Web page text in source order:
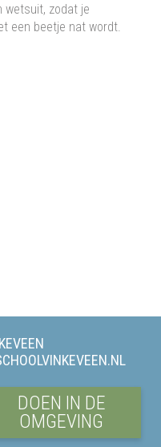
wetsuit, zodat je
een beetje nat wordt.
DOEN IN DE
OMGEVING